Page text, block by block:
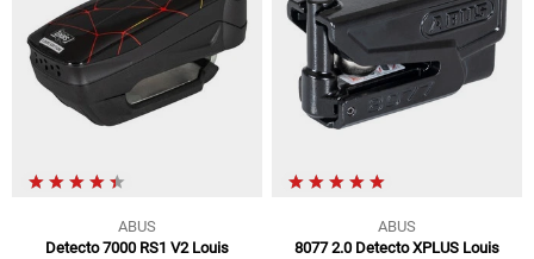
ABUS
Detecto 7000 RS1 V2 Louis
ABUS
8077 2.0 Detecto XPLUS Louis